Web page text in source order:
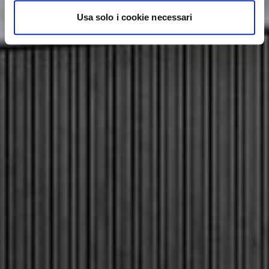
Usa solo i cookie necessari